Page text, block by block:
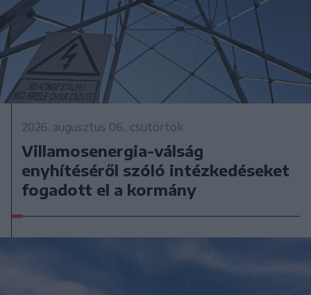
2026. augusztus 06., csütörtök
Villamosenergia-válság
enyhítéséről szóló intézkedéseket
fogadott el a kormány